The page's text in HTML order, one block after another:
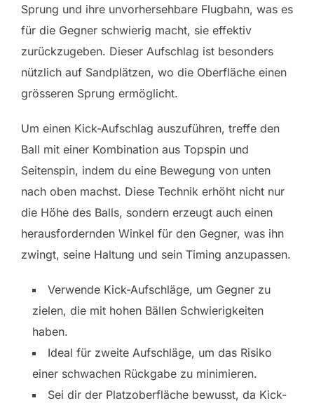
Sprung und ihre unvorhersehbare Flugbahn, was es
für die Gegner schwierig macht, sie effektiv
zurückzugeben. Dieser Aufschlag ist besonders
nützlich auf Sandplätzen, wo die Oberfläche einen
grösseren Sprung ermöglicht.
Um einen Kick-Aufschlag auszuführen, treffe den
Ball mit einer Kombination aus Topspin und
Seitenspin, indem du eine Bewegung von unten
nach oben machst. Diese Technik erhöht nicht nur
die Höhe des Balls, sondern erzeugt auch einen
herausfordernden Winkel für den Gegner, was ihn
zwingt, seine Haltung und sein Timing anzupassen.
Verwende Kick-Aufschläge, um Gegner zu
zielen, die mit hohen Bällen Schwierigkeiten
haben.
Ideal für zweite Aufschläge, um das Risiko
einer schwachen Rückgabe zu minimieren.
Sei dir der Platzoberfläche bewusst, da Kick-